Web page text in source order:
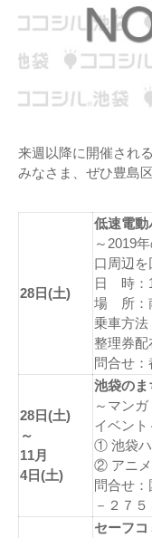
来週以降に開催され
みなさま、ぜひ豊島
28日(土)
低速電動
～2019
口周辺を
日 時：
場 所：
乗車方法
整理券配
問合せ
28日(土)
～
11月
4日(土)
池袋のま
～マン
イベント
① 池袋ハ
② アニメ
問合せ
－２７５
セーフ